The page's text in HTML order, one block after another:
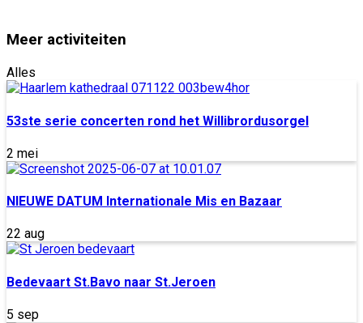
Meer activiteiten
Alles
53ste serie concerten rond het Willibrordusorgel
2 mei
NIEUWE DATUM Internationale Mis en Bazaar
22 aug
Bedevaart St.Bavo naar St.Jeroen
5 sep